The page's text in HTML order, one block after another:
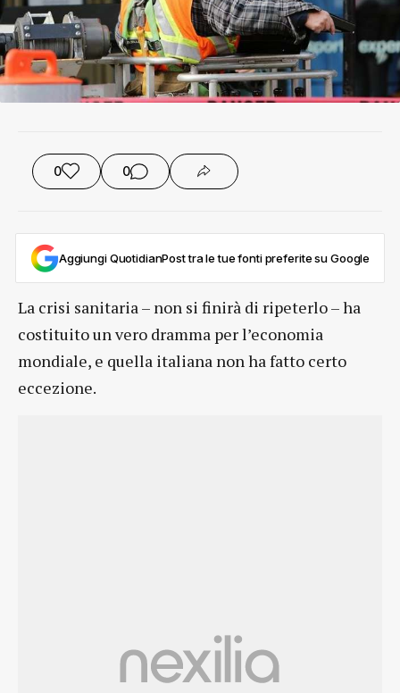
0 0
Aggiungi QuotidianPost tra le tue fonti preferite su Google
La crisi sanitaria – non si finirà di ripeterlo – ha
costituito un vero dramma per l’economia
mondiale, e quella italiana non ha fatto certo
eccezione.